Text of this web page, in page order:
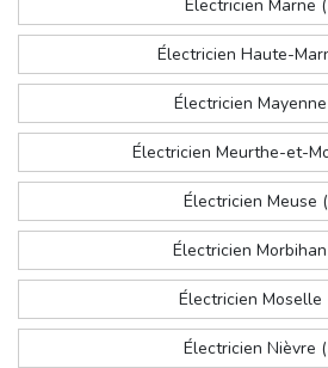
Électricien Marne
Électricien Haute-
Électricien
Électricien Meurthe-et-
Électricien Meuse
Électricien
Électricien Moselle
Électricien Nièvre